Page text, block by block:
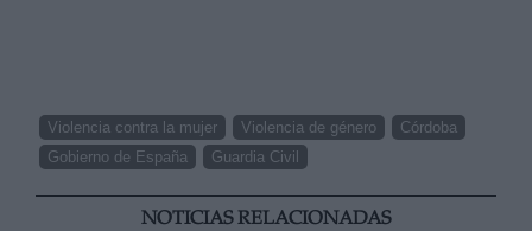
Violencia contra la mujer Violencia de género
Córdoba
Gobierno de España
Guardia Civil
NOTICIAS RELACIONADAS